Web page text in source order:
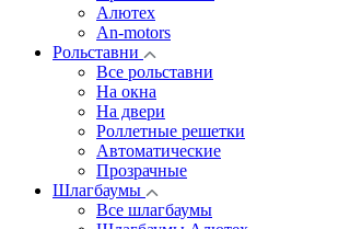
Алютех
An-motors
Рольставни
Все рольставни
На окна
На двери
Роллетные решетки
Автоматические
Прозрачные
Шлагбаумы
Все шлагбаумы